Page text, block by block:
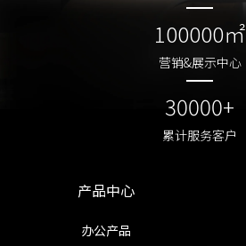
100000㎡
营销&展示中心
30000+
累计服务客户
100000㎡
营销&展示中心
30000+
累计服务客户
产品中心
办公产品